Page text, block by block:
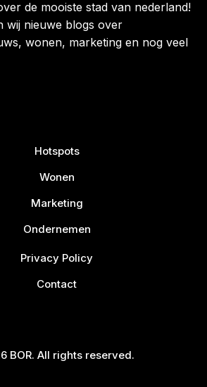
de mooiste stad van nederland!
wij nieuwe blogs over
wonen, marketing en nog veel
Hotspots
Wonen
Marketing
Ondernemen
Privacy Policy
Contact
BOR. All rights reserved.